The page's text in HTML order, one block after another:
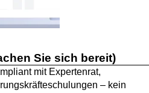
Sie sich bereit)
mit Expertenrat,
– kein